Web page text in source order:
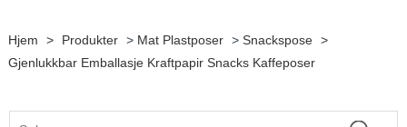
Hjem > Produkter > Mat Plastposer > Snackspose >
Gjenlukkbar Emballasje Kraftpapir Snacks Kaffeposer